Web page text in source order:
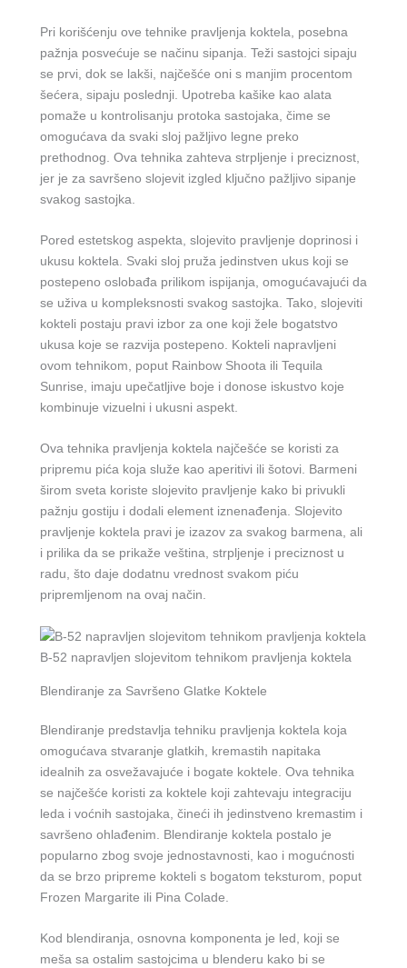
Pri korišćenju ove tehnike pravljenja koktela, posebna
pažnja posvećuje se načinu sipanja. Teži sastojci sipaju
se prvi, dok se lakši, najčešće oni s manjim procentom
šećera, sipaju poslednji. Upotreba kašike kao alata
pomaže u kontrolisanju protoka sastojaka, čime se
omogućava da svaki sloj pažljivo legne preko
prethodnog. Ova tehnika zahteva strpljenje i preciznost,
jer je za savršeno slojevit izgled ključno pažljivo sipanje
svakog sastojka.
Pored estetskog aspekta, slojevito pravljenje doprinosi i
ukusu koktela. Svaki sloj pruža jedinstven ukus koji se
postepeno oslobađa prilikom ispijanja, omogućavajući da
se uživa u kompleksnosti svakog sastojka. Tako, slojeviti
kokteli postaju pravi izbor za one koji žele bogatstvo
ukusa koje se razvija postepeno. Kokteli napravljeni
ovom tehnikom, poput Rainbow Shoota ili Tequila
Sunrise, imaju upečatljive boje i donose iskustvo koje
kombinuje vizuelni i ukusni aspekt.
Ova tehnika pravljenja koktela najčešće se koristi za
pripremu pića koja služe kao aperitivi ili šotovi. Barmeni
širom sveta koriste slojevito pravljenje kako bi privukli
pažnju gostiju i dodali element iznenađenja. Slojevito
pravljenje koktela pravi je izazov za svakog barmena, ali
i prilika da se prikaže veština, strpljenje i preciznost u
radu, što daje dodatnu vrednost svakom piću
pripremljenom na ovaj način.
B-52 napravljen slojevitom tehnikom pravljenja koktela
Blendiranje za Savršeno Glatke Koktele
Blendiranje predstavlja tehniku pravljenja koktela koja
omogućava stvaranje glatkih, kremastih napitaka
idealnih za osvežavajuće i bogate koktele. Ova tehnika
se najčešće koristi za koktele koji zahtevaju integraciju
leda i voćnih sastojaka, čineći ih jedinstveno kremastim i
savršeno ohlađenim. Blendiranje koktela postalo je
popularno zbog svoje jednostavnosti, kao i mogućnosti
da se brzo pripreme kokteli s bogatom teksturom, poput
Frozen Margarite ili Pina Colade.
Kod blendiranja, osnovna komponenta je led, koji se
meša sa ostalim sastojcima u blenderu kako bi se